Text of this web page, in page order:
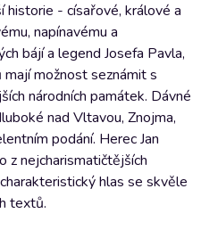
- císařové, králové a
napínavému a
bájí a legend Josefa Pavla,
možnost seznámit s
národních památek. Dávné
nad Vltavou, Znojma,
podání. Herec Jan
z nejcharismatičtějších
hlas se skvěle
textů.